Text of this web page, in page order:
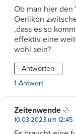
Ob man hier
Oerlikon
,dass es so
effektiv eine
wohl sein?
Antworten
1 Antwort
Zeitenwende
10.03.2023 um 12:45